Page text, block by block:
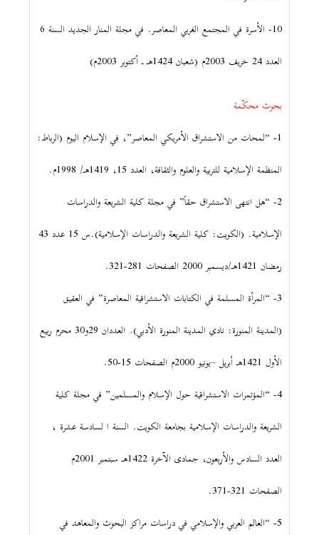
10- الأسرة في المجتمع الغربي المعاصر. في مجلة المنار الجديد السنة 6
العدد 24 خريف 2003م (شعبان 1424هـ ـ أكتوبر 2003م)
بحوث محكّمة
1- “لمحات من الاستشراق الأمريكي المعاصر”، في الإسلام اليوم (الرباط:
المنظمة الإسلامية للتربية والعلوم والثقافة، العدد 15، 1419هـ/ 1998م.
2- “هل انتهى الاستشراق حقاً” في مجلة كلية الشريعة والدراسات
الإسلامية. (الكويت: كلية الشريعة والدراسات الإسلامية).س 15 عدد 43
رمضان 1421هـ/ديسمبر 2000 الصفحات 281-321.
3- “المرأة المسلمة في الكتابات الاستشراقية المعاصرة” في العقيق
(المدينة المنورة: نادي المدينة المنورة الأدبي). العددان 29و30 محرم ربيع
الأول 1421هـ أبريل –يونيو 2000م الصفحات 15-50.
4- “المؤتمرات الاستشراقية حول الإسلام والمسلمين” في مجلة كلية
الشريعة والدراسات الإسلامية بجامعة الكويت. السنة ا لسادسة عشرة ،
العدد السادس والأربعون، جمادى الآخرة 1422هـ سبتمبر 2001م
الصفحات 321-371.
5- “العالم العربي والإسلامي في دراسات مراكز البحوث والمعاهد في